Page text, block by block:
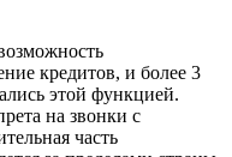
кредитов, и более 3
этой функцией.
на звонки с
часть